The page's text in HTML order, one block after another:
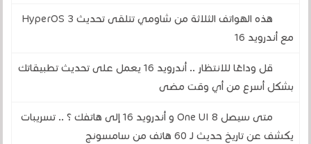
هذه الهواتف الثلاثة من شاومي تتلقى تحديث HyperOS 3
مع أندرويد 16
قل وداعًا للانتظار .. أندرويد 16 يعمل على تحديث تطبيقاتك
بشكل أسرع من أي وقت مضى
متى سيصل One UI 8 و أندرويد 16 إلى هاتفك ؟ .. تسريبات
يكشف عن تاريخ حديث لـ 60 هاتف من سامسونج